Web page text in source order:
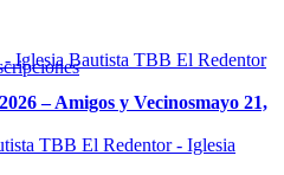
– Amigos y Vecinosmayo 21,